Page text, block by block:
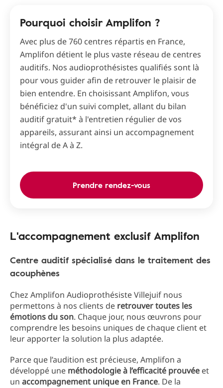
Pourquoi choisir Amplifon ?
Avec plus de 760 centres répartis en France,
Amplifon détient le plus vaste réseau de centres
auditifs. Nos audioprothésistes qualifiés sont là
pour vous guider afin de retrouver le plaisir de
bien entendre. En choisissant Amplifon, vous
bénéficiez d'un suivi complet, allant du bilan
auditif gratuit* à l'entretien régulier de vos
appareils, assurant ainsi un accompagnement
intégral de A à Z.
Prendre rendez-vous
L'accompagnement exclusif Amplifon
Centre auditif spécialisé dans le traitement des
acouphènes
Chez Amplifon Audioprothésiste Villejuif nous
permettons à nos clients de retrouver toutes les
émotions du son. Chaque jour, nous œuvrons pour
comprendre les besoins uniques de chaque client et
leur apporter la solution la plus adaptée.
Parce que l’audition est précieuse, Amplifon a
développé une méthodologie à l’efficacité prouvée et
un accompagnement unique en France. De la